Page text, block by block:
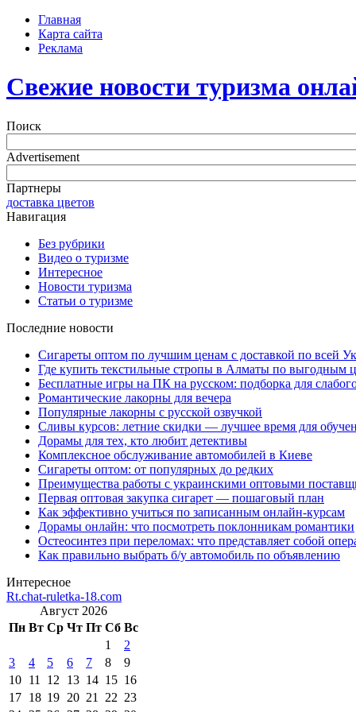
Главная
Карта сайта
Реклама
Свежие новости туризма
Поиск
Advertisement
Партнеры
доставка цветов
Навигация
Без рубрики
Видео о туризме
Интересное
Новости туризма
Статьи о туризме
Последние новости
Сигареты оптом по лучшим ценам с доставкой по всей
Где купить текстильные стропы в Алматы по выгодным
Бесплатные игры на ПК на русском: подборка для
Романтические лакорны для вечера
Популярные лакорны с русской озвучкой
Сливы курсов: летние скидки — лучшее время для
Дорамы для тех, кто любит детективы
Комплексное обслуживание автомобилей в Киеве
Сигареты оптом: от популярных до редких
Преимущества работы с украинскими оптовыми
Первая оптовая закупка сигарет — пошаговый план
Как эффективно учиться по записанным онлайн-курсам
Дорамы онлайн: что посмотреть поклонникам романтики
Остеосинтез при переломах: что представляет собой
Как правильно выбрать б/у автомобиль по объявлению
Интересное
Rt.chat-ruletka-18.com
Август 2026
Пн Вт Ср Чт Пт Сб Вс
1
2
3
4 5 6 7 8
9
10 11 12 13 14 15 16
17 18 19 20 21 22 23